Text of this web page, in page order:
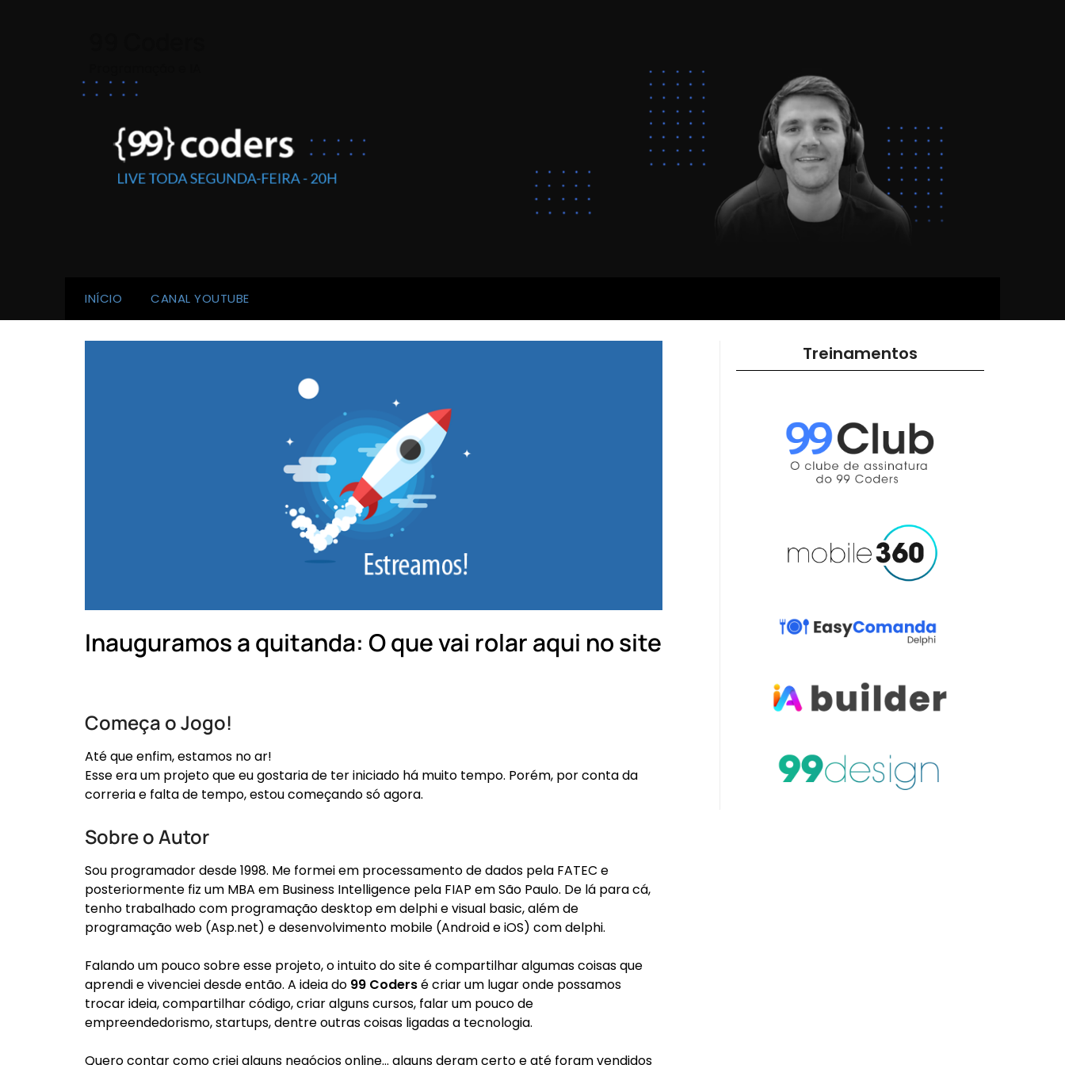
INÍCIO CANAL YOUTUBE
Inauguramos a quitanda: O que vai rolar aqui no site
Começa o Jogo!
Até que enfim, estamos no ar!
Esse era um projeto que eu gostaria de ter iniciado há muito tempo. Porém, por conta da
correria e falta de tempo, estou começando só agora.
Sobre o Autor
Sou programador desde 1998. Me formei em processamento de dados pela FATEC e
posteriormente fiz um MBA em Business Intelligence pela FIAP em São Paulo. De lá para cá,
tenho trabalhado com programação desktop em delphi e visual basic, além de
programação web (Asp.net) e desenvolvimento mobile (Android e iOS) com delphi.
Falando um pouco sobre esse projeto, o intuito do site é compartilhar algumas coisas que
aprendi e vivenciei desde então. A ideia do 99 Codersé criar um lugar onde possamos
trocar ideia, compartilhar código, criar alguns cursos, falar um pouco de
empreendedorismo, startups, dentre outras coisas ligadas a tecnologia.
Quero contar como criei alguns negócios online… alguns deram certo e até foram vendidos
Treinamentos